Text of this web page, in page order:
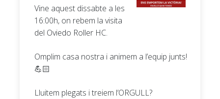
Vine aquest dissabte a les
16:00h, on rebem la visita
del Oviedo Roller HC.
Omplim casa nostra i animem a l’equip junts!
💪🏻
Lluitem plegats i treiem l’ORGULL?